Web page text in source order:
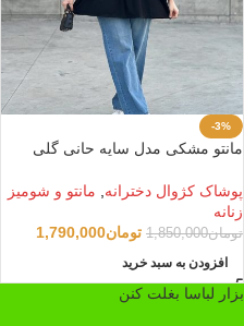
-3%
مانتو مشکی مدل سایه حانی گلی
پوشاک کژوال دخترانه
مانتو و شومیز
زنانه
تومان1,850,000 تومان1,790,000
افزودن به سبد خرید
بزار لباسا بغلت کنن